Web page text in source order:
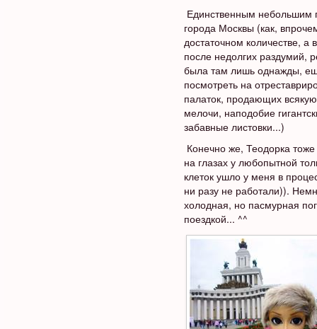
Единственным небольшим
города Москвы (как,
достаточном количестве, а
после недолгих раздумий,
была там лишь однажды,
посмотреть на
палаток, продающих
мелочи, наподобие
забавные листовки...)
Конечно же, Теодорка
на глазах у любопытной
клеток ушло у меня в
ни разу не работали)).
холодная, но пасмурная
поездкой... ^^